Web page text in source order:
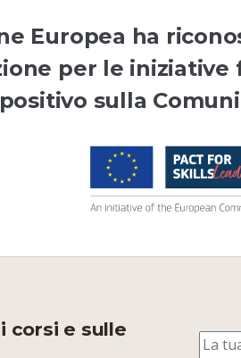
Europea ha
per le
positivo sulla
corsi e sulle